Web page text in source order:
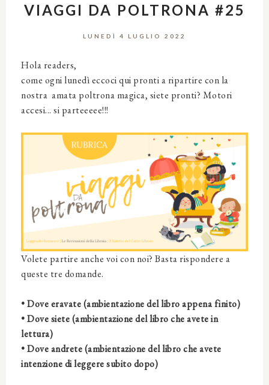
VIAGGI DA POLTRONA #25
LUNEDÌ 4 LUGLIO 2022
Hola readers,
come ogni lunedì eccoci qui pronti a ripartire con la
nostra amata poltrona magica, siete pronti? Motori
accesi... si parteeeee!!!
Volete partire anche voi con noi? Basta rispondere a
queste tre domande.
• Dove eravate (ambientazione del libro appena finito)
• Dove siete (ambientazione del libro che avete in
lettura)
• Dove andrete (ambientazione del libro che avete
intenzione di leggere subito dopo)